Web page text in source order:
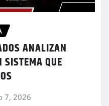
ANALIZAN
QUE
7, 2026